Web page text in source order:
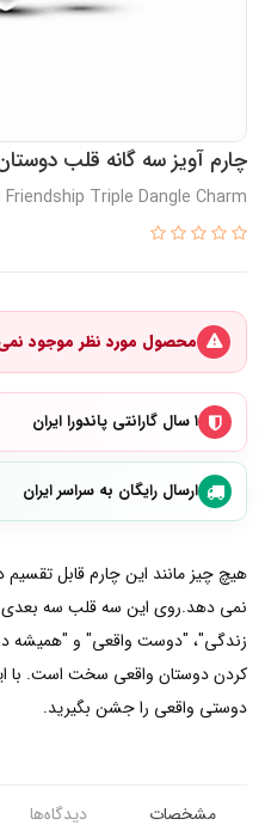
چارم آویز سه گانه قلب دوستان
Triple Dangle Charm
محصول مورد نظر موجود
۱ سال گارانتی پاندورا ایران
ارسال رایگان به سراسر ایران
هیچ چیز مانند این چارم قابل
نمی دهد.روی این سه قلب سه بعدی
زندگی"، "دوست واقعی" و "همیشه
کردن دوستان واقعی سخت است. با
دوستی واقعی را جشن بگیرید.
مشخصات دیدگاه‌ها